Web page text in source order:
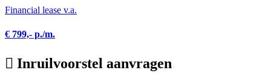
Financial lease v.a.
€ 799,- p./m.
Inruilvoorstel aanvragen